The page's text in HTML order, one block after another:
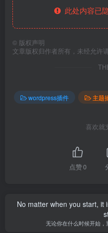
此处内容已
© 版权声明
文章版权归作者所有，未经允许请
wordpress插件 主题
喜欢就
点赞0
No matter when you start,
无论你在什么时候开始